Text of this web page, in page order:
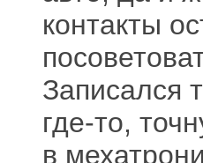
контакты
Записался
где-то,
в